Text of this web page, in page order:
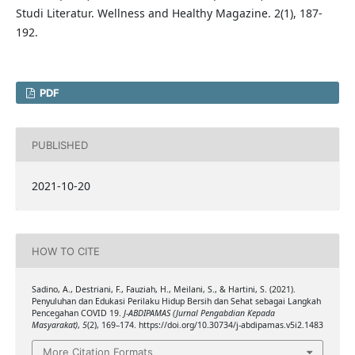
Studi Literatur. Wellness and Healthy Magazine. 2(1), 187-
192.
PDF
PUBLISHED
2021-10-20
HOW TO CITE
Sadino, A., Destriani, F., Fauziah, H., Meilani, S., & Hartini, S. (2021).
Penyuluhan dan Edukasi Perilaku Hidup Bersih dan Sehat sebagai Langkah
Pencegahan COVID 19. J-ABDIPAMAS (Jurnal Pengabdian Kepada
Masyarakat), 5(2), 169–174. https://doi.org/10.30734/j-abdipamas.v5i2.1483
More Citation Formats